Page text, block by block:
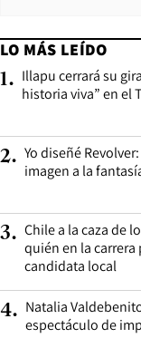
LO MÁS LEÍDO
1. Illapu cerrará su
historia viva” en el
2. Yo diseñé
imagen a la
3. Chile a la caza de
quién en la carrera
candidata local
4. Natalia
espectáculo de